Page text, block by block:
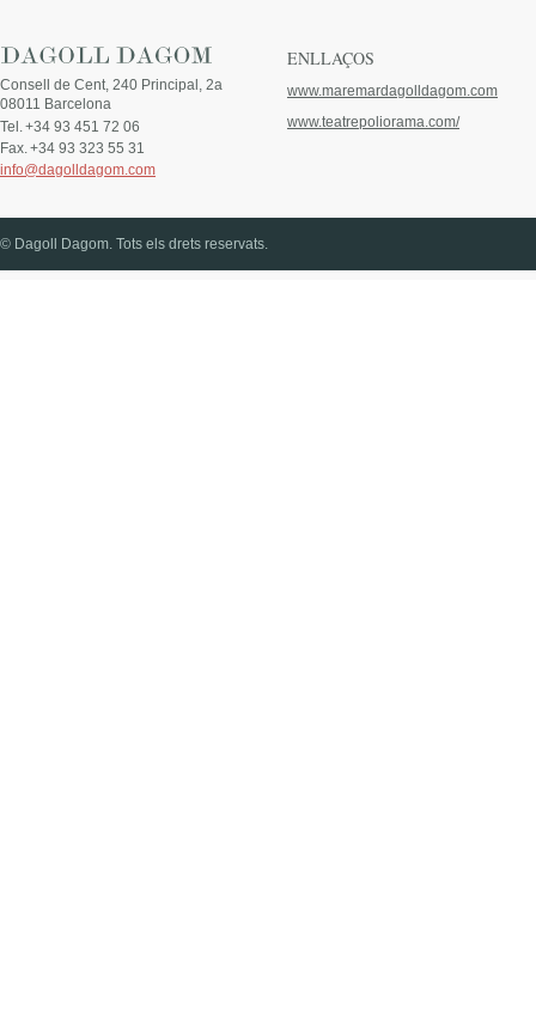
Consell de Cent, 240 Principal, 2a
08011 Barcelona
Tel. +34 93 451 72 06
Fax. +34 93 323 55 31
info@dagolldagom.com
ENLLAÇOS
www.maremardagolldagom.com
www.teatrepoliorama.com/
© Dagoll Dagom. Tots els drets reservats.